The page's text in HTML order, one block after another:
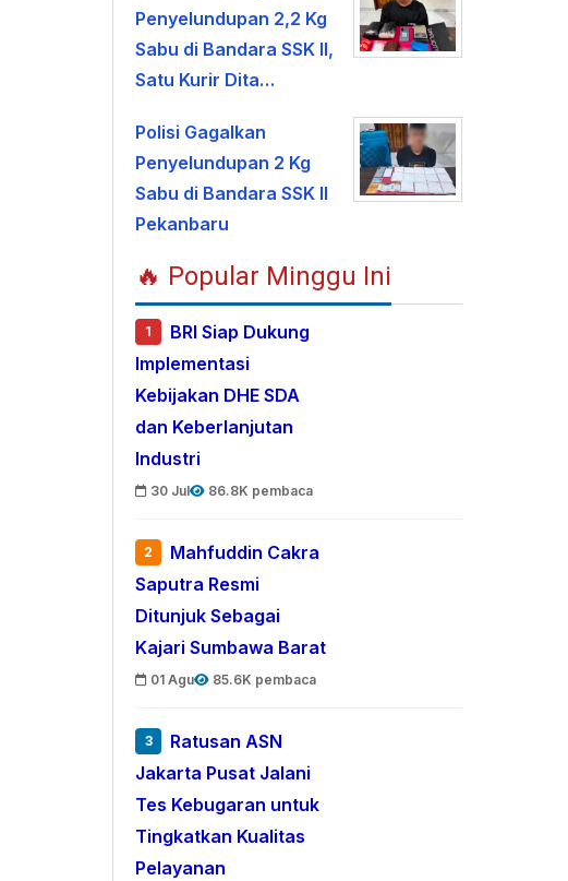
Penyelundupan 2,2 Kg
Sabu di Bandara SSK II,
Satu Kurir Dita…
Polisi Gagalkan
Penyelundupan 2 Kg
Sabu di Bandara SSK II
Pekanbaru
🔥 Popular Minggu Ini
1
BRI Siap Dukung
Implementasi
Kebijakan DHE SDA
dan Keberlanjutan
Industri
30 Jul 86.8K pembaca
2
Mahfuddin Cakra
Saputra Resmi
Ditunjuk Sebagai
Kajari Sumbawa Barat
01 Agu 85.6K pembaca
3
Ratusan ASN
Jakarta Pusat Jalani
Tes Kebugaran untuk
Tingkatkan Kualitas
Pelayanan